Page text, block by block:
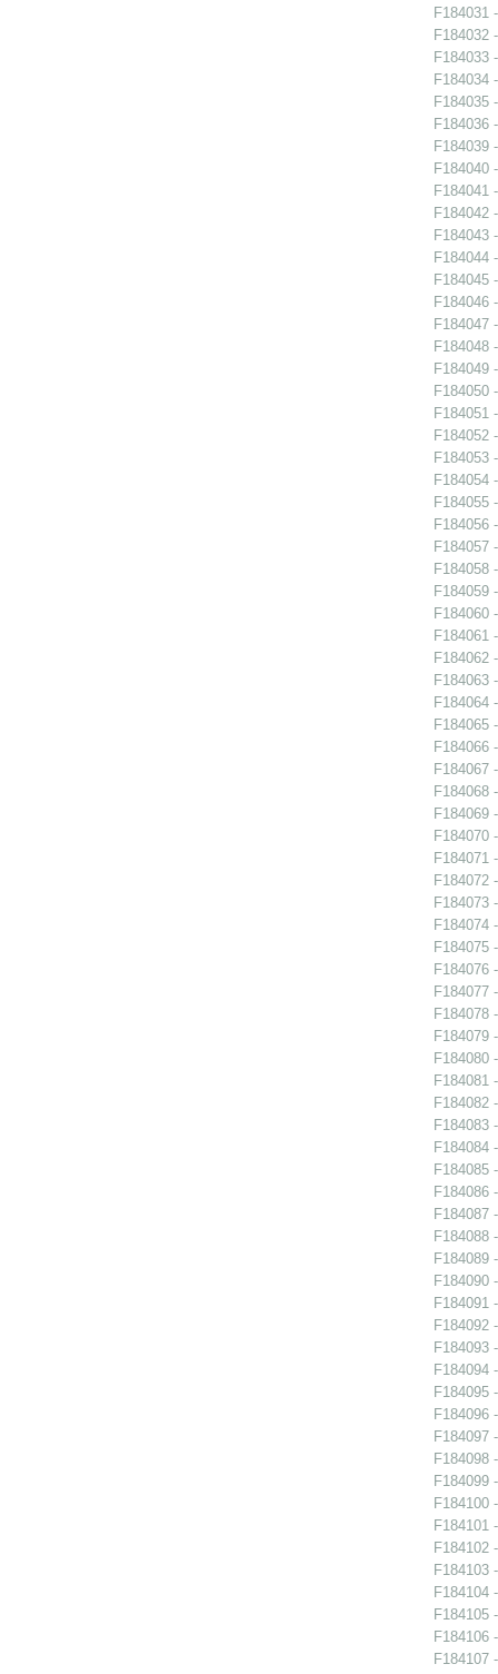
F184031
F184032
F184033
F184034
F184035
F184036
F184039
F184040
F184041
F184042
F184043
F184044
F184045
F184046
F184047
F184048
F184049
F184050
F184051
F184052
F184053
F184054
F184055
F184056
F184057
F184058
F184059
F184060
F184061
F184062
F184063
F184064
F184065
F184066
F184067
F184068
F184069
F184070
F184071
F184072
F184073
F184074
F184075
F184076
F184077
F184078
F184079
F184080
F184081
F184082
F184083
F184084
F184085
F184086
F184087
F184088
F184089
F184090
F184091
F184092
F184093
F184094
F184095
F184096
F184097
F184098
F184099
F184100
F184101
F184102
F184103
F184104
F184105
F184106
F184107